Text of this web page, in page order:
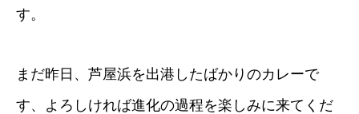
す。
まだ昨日、芦屋浜を出港したばかりのカレーで
す、よろしければ進化の過程を楽しみに来てくだ